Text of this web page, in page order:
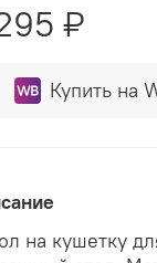
₽
Купить на
на кушетку